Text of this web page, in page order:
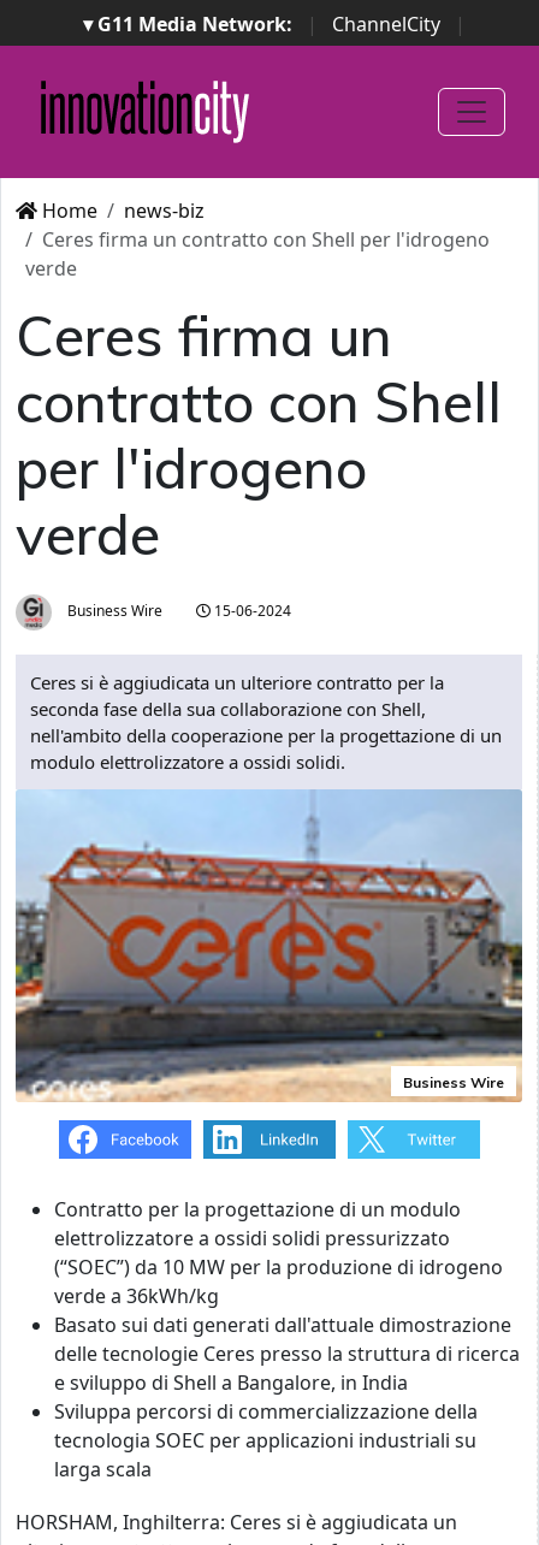
▾ G11 Media Network: | ChannelCity
|
ImpresaCity | SecurityOpenLab | Italian Channel
Awards
Italian Project Awards
Italian Security
Awards
Home
news-biz
Ceres firma un contratto con Shell per l'idrogeno
verde
Ceres firma un
contratto con Shell
per l'idrogeno
verde
Business Wire 15-06-2024
Ceres si è aggiudicata un ulteriore contratto per la
seconda fase della sua collaborazione con Shell,
nell'ambito della cooperazione per la progettazione di un
modulo elettrolizzatore a ossidi solidi.
Business Wire
Contratto per la progettazione di un modulo
elettrolizzatore a ossidi solidi pressurizzato
(“SOEC”) da 10 MW per la produzione di idrogeno
verde a 36kWh/kg
Basato sui dati generati dall'attuale dimostrazione
delle tecnologie Ceres presso la struttura di ricerca
e sviluppo di Shell a Bangalore, in India
Sviluppa percorsi di commercializzazione della
tecnologia SOEC per applicazioni industriali su
larga scala
HORSHAM, Inghilterra: Ceres si è aggiudicata un